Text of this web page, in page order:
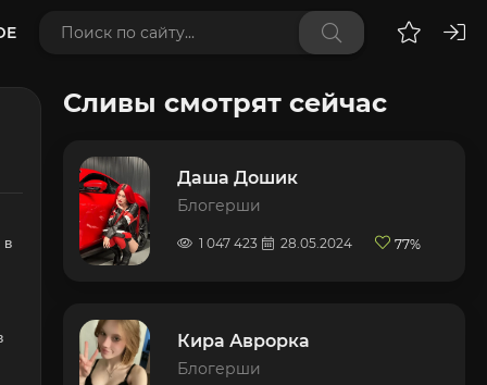
в
Сливы смотрят сейчас
Даша Дошик
Блогерши
1 047 423 28.05.2024 77%
Кира Аврорка
Блогерши